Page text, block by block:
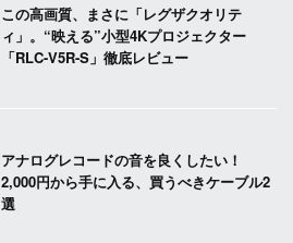
この高画質、まさに「レグザクオリテ
ィ」。“映える”小型4Kプロジェクター
「RLC-V5R-S」徹底レビュー
アナログレコードの音を良くしたい！
2,000円から手に入る、買うべきケーブル2
選